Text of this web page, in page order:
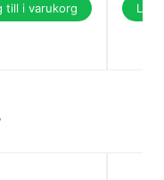
till i varukorg